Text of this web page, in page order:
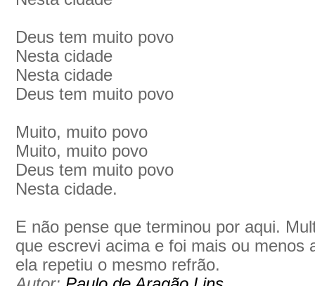
Deus tem muito povo
Nesta cidade
Nesta cidade
Deus tem muito povo
Muito, muito povo
Muito, muito povo
Deus tem muito povo
Nesta cidade.
E não pense que terminou por aqui.
que escrevi acima e foi mais ou menos
ela repetiu o mesmo refrão.